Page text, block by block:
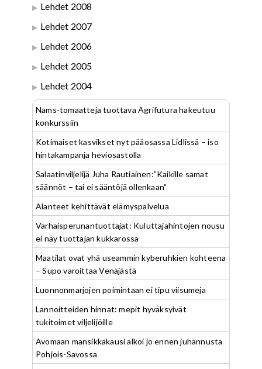
Lehdet 2008
Lehdet 2007
Lehdet 2006
Lehdet 2005
Lehdet 2004
Nams-tomaatteja tuottava Agrifutura hakeutuu
konkurssiin
Kotimaiset kasvikset nyt pääosassa Lidlissä – iso
hintakampanja heviosastolla
Salaatinviljelijä Juha Rautiainen:”Kaikille samat
säännöt – tai ei sääntöjä ollenkaan”
Alanteet kehittävät elämyspalvelua
Varhaisperunantuottajat: Kuluttajahintojen nousu
ei näy tuottajan kukkarossa
Maatilat ovat yhä useammin kyberuhkien kohteena
– Supo varoittaa Venäjästä
Luonnonmarjojen poimintaan ei tipu viisumeja
Lannoitteiden hinnat: mepit hyväksyivät
tukitoimet viljelijöille
Avomaan mansikkakausi alkoi jo ennen juhannusta
Pohjois-Savossa